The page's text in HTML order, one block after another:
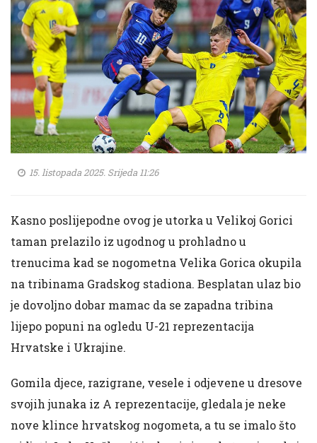
15. listopada 2025. Srijeda 11:26
Kasno poslijepodne ovog je utorka u Velikoj Gorici
taman prelazilo iz ugodnog u prohladno u
trenucima kad se nogometna Velika Gorica okupila
na tribinama Gradskog stadiona. Besplatan ulaz bio
je dovoljno dobar mamac da se zapadna tribina
lijepo popuni na ogledu U-21 reprezentacija
Hrvatske i Ukrajine.
Gomila djece, razigrane, vesele i odjevene u dresove
svojih junaka iz A reprezentacije, gledala je neke
nove klince hrvatskog nogometa, a tu se imalo što